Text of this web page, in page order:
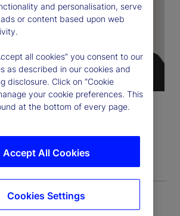
de la direction de State Street
est le président et chef de la
and personalisation, serve
or content based upon web
all cookies” you consent to our
as described in our cookies and
disclosure. Click on “Cookie
your cookie preferences. This
at the bottom of every page.
Accept All Cookies
Cookies Settings